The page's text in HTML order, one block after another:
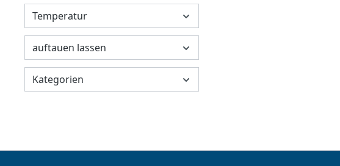
Temperatur
auftauen lassen
Kategorien